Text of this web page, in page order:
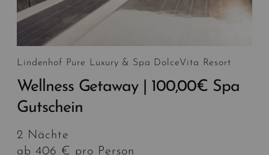
Lindenhof Pure Luxury & Spa DolceVita Resort
Wellness Getaway | 100,00€ Spa
Gutschein
2 Nächte
ab 406 € pro Person